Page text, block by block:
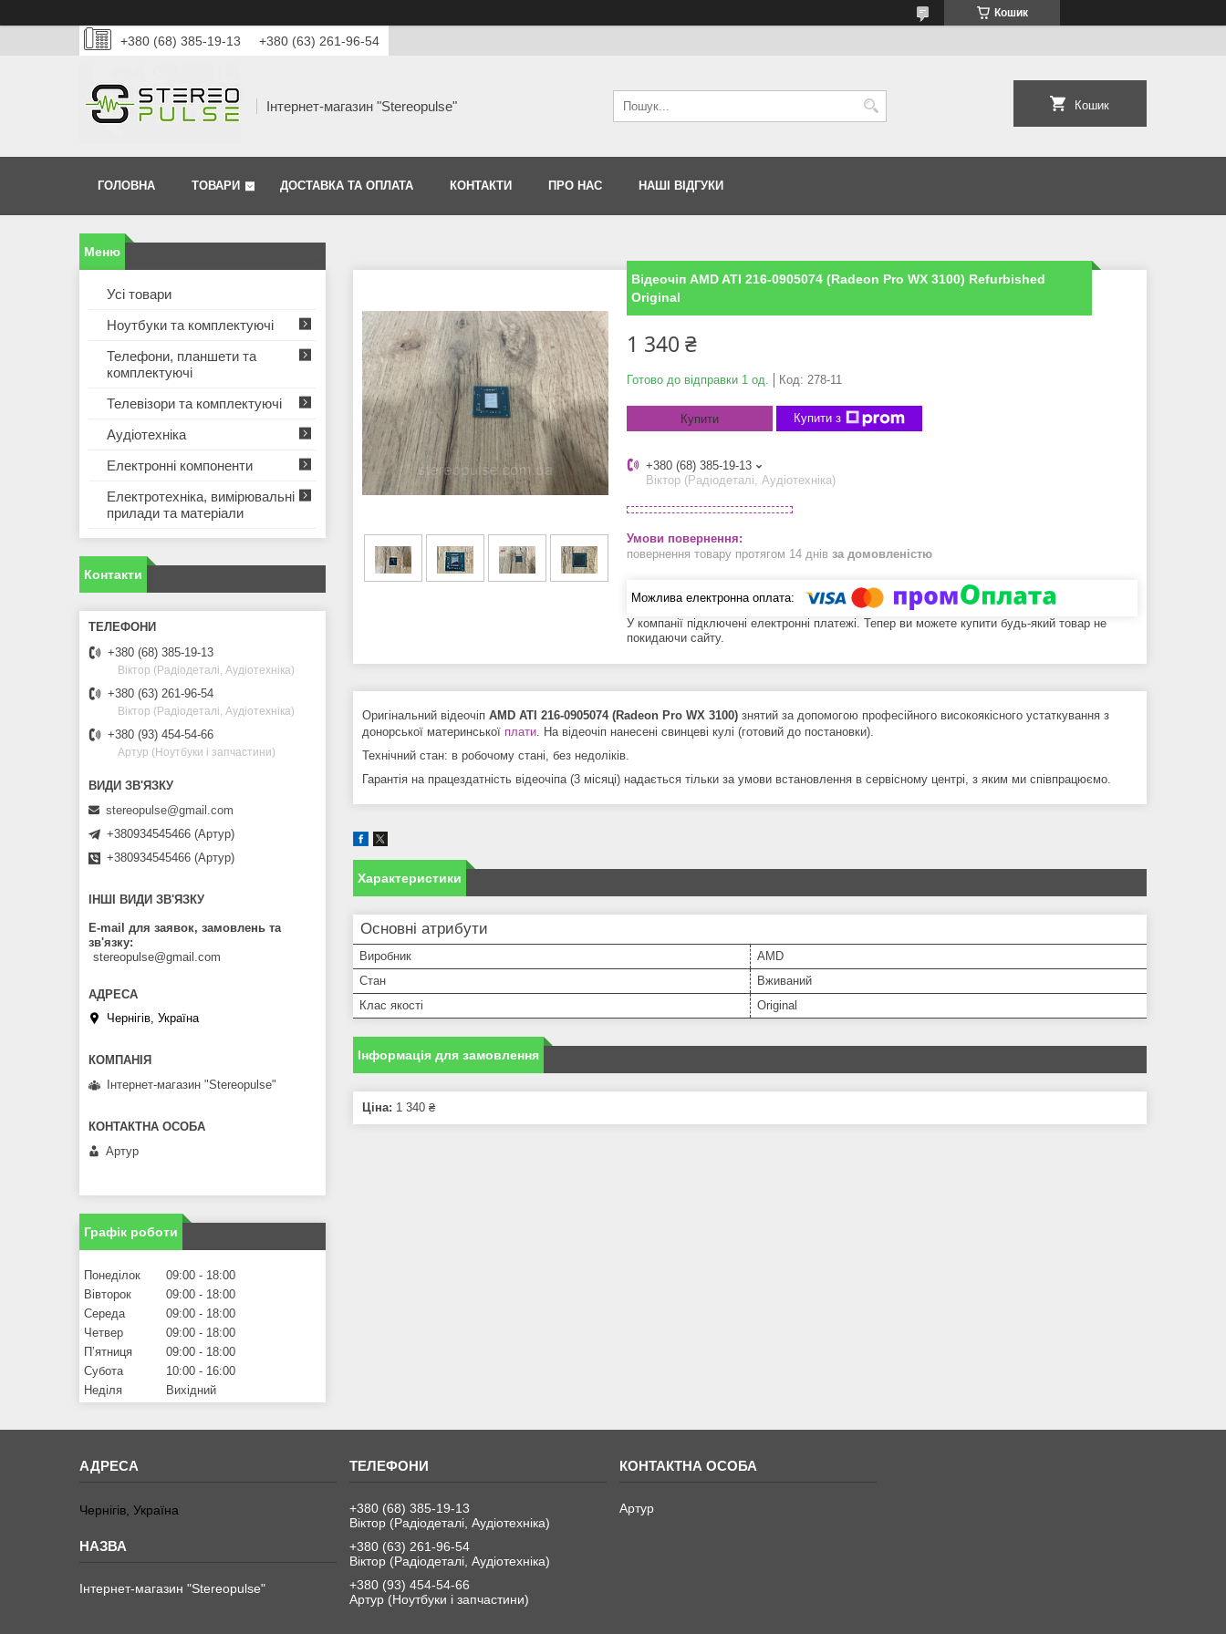
Кошик
+380 (68) 385-19-13 +380 (63) 261-96-54
Інтернет-магазин "Stereopulse" Кошик
ГОЛОВНА ТОВАРИ ДОСТАВКА ТА ОПЛАТА КОНТАКТИ ПРО НАС НАШІ ВІДГУКИ
Відеочіп AMD ATI 216-0905074 (Radeon Pro WX 3100) Refurbished
Original
1 340 ₴
Готово до відправки 1 од. Код: 278-11
Купити Купити з
+380 (68) 385-19-13
Віктор (Радіодеталі, Аудіотехніка)
повернення товару протягом 14 днів за домовленістю
У компанії підключені електронні платежі. Тепер ви можете купити будь-який товар не
покидаючи сайту.
Оригінальний відеочіп AMD ATI 216-0905074 (Radeon Pro WX 3100) знятий за допомогою професійного високоякісного устаткування з
донорської материнської плати . На відеочіп нанесені свинцеві кулі (готовий до постановки).
Технічний стан: в робочому стані, без недоліків.
Гарантія на працездатність відеочіпа (3 місяці) надається тільки за умови встановлення в сервісному центрі, з яким ми співпрацюємо.
Характеристики
Основні атрибути
Виробник
AMD
Стан
Вживаний
Клас якості
Original
Інформація для замовлення
Ціна: 1 340 ₴
Усі товари
Ноутбуки та комплектуючі
Телефони, планшети та
комплектуючі
Телевізори та комплектуючі
Аудіотехніка
Електронні компоненти
Електротехніка, вимірювальні
прилади та матеріали
Контакти
+380 (68) 385-19-13
Віктор (Радіодеталі, Аудіотехніка)
+380 (63) 261-96-54
Віктор (Радіодеталі, Аудіотехніка)
+380 (93) 454-54-66
Артур (Ноутбуки і запчастини)
stereopulse@gmail.com
+380934545466 (Артур)
+380934545466 (Артур)
ІНШІ ВИДИ ЗВ'ЯЗКУ
E-mail для заявок, замовлень та
зв'язку
stereopulse@gmail.com
Чернігів, Україна
Інтернет-магазин "Stereopulse"
Артур
Графік роботи
Понеділок 09:00
18:00
Вівторок
09:00
18:00
Середа
09:00
18:00
Четвер
09:00
18:00
Пʼятниця
09:00
18:00
Субота
10:00
16:00
Неділя
Вихідний
Чернігів, Україна
Інтернет-магазин "Stereopulse"
+380 (68) 385-19-13
Віктор (Радіодеталі, Аудіотехніка)
+380 (63) 261-96-54
Віктор (Радіодеталі, Аудіотехніка)
+380 (93) 454-54-66
Артур (Ноутбуки і запчастини)
Артур